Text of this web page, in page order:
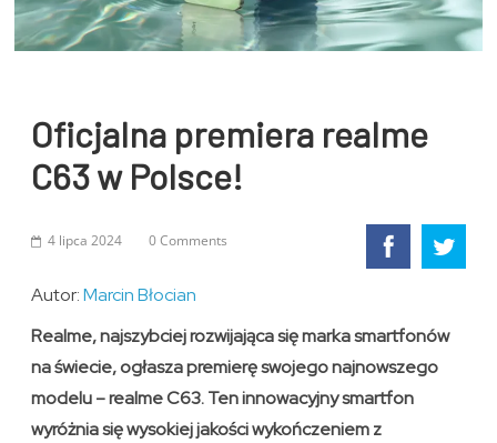
Oficjalna premiera realme
C63 w Polsce!
4 lipca 2024 0 Comments
Autor:Marcin Błocian
Realme, najszybciej rozwijająca się marka smartfonów
na świecie, ogłasza premierę swojego najnowszego
modelu – realme C63. Ten innowacyjny smartfon
wyróżnia się wysokiej jakości wykończeniem z